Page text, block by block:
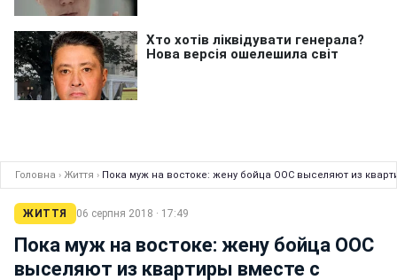
Головна › Життя › Пока муж на востоке: жену бойца ООС выселяют из
ЖИТТЯ 06 серпня 2018 · 17:49
Пока муж на востоке: жену бойца ООС
выселяют из квартиры вместе с